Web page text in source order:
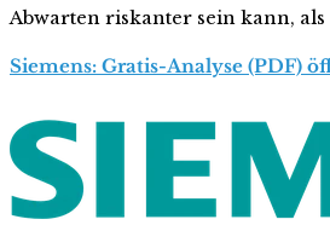
Abwarten riskanter sein kann, als
Siemens: Gratis-Analyse (PDF)